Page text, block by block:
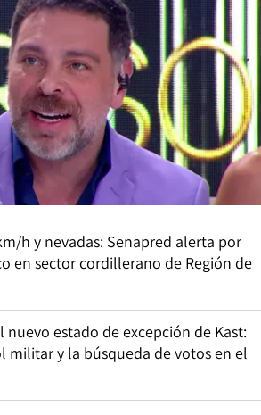
h y nevadas: Senapred alerta por
en sector cordillerano de Región de
nuevo estado de excepción de Kast:
militar y la búsqueda de votos en el